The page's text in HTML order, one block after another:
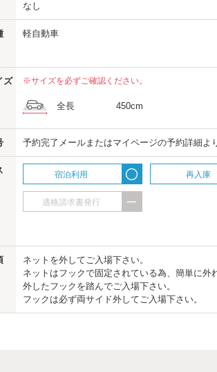
なし
軽自動車
ズ ※サイズを必ずご確認ください。
全長 450cm
予約完了メールまたはマイページの予約詳細よ
宿泊利用 再入庫
適格請求書発行
ネットを外してご入場下さい。
ネットはフックで固定されている為、簡単に外
外したフックを踏んでご入場下さい。
フックは必ず両サイド外してご入場下さい。